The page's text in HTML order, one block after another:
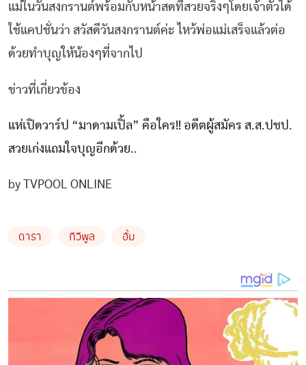
แม่ในวันสงกรานต์พร้อมกับหน้าสดที่สวยจริงๆโดยเจ้าตัวได้
ใช้แคปชั่นว่า สวัสดีวันสงกรานต์ค่ะ ไหว้พ่อแม่เสร็จแล้วต่อ
ด้วยทำบุญให้น้องๆที่จากไป
ข่าวที่เกี่ยวข้อง
แห่เปิดวาร์ป “มาดามเปิ้ล” คือใคร!! อดีตผู้สมัคร ส.ส.ปชป.
สวยเก่งแถมใจบุญอีกด้วย..
by TVPOOL ONLINE
ดารา ทีวีพูล อั้ม